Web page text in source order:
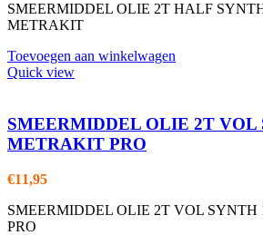
SMEERMIDDEL OLIE 2T HALF
METRAKIT
Toevoegen aan winkelwagen
Quick view
SMEERMIDDEL OLIE 2T VOL
METRAKIT PRO
€11,95
SMEERMIDDEL OLIE 2T VOL
PRO